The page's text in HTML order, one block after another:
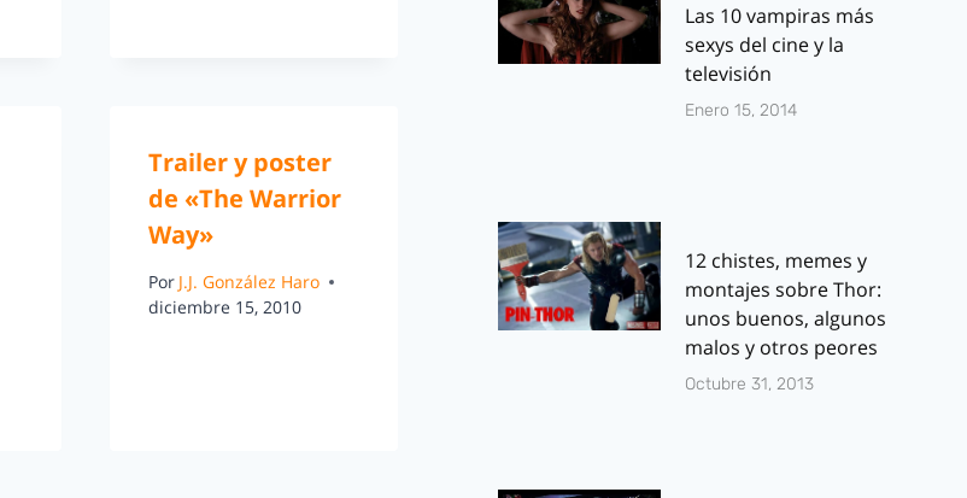
Trailer y poster
de «The Warrior
Way»
Por J.J. González Haro
diciembre 15, 2010
Las 10 vampiras más
sexys del cine y la
televisión
Enero 15, 2014
12 chistes, memes y
montajes sobre Thor:
unos buenos, algunos
malos y otros peores
Octubre 31, 2013